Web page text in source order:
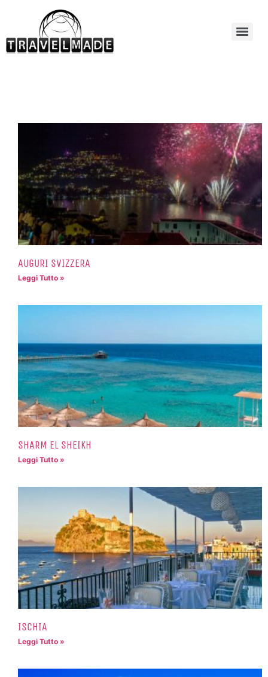
AUGURI SVIZZERA
Leggi Tutto »
SHARM EL SHEIKH
Leggi Tutto »
ISCHIA
Leggi Tutto »